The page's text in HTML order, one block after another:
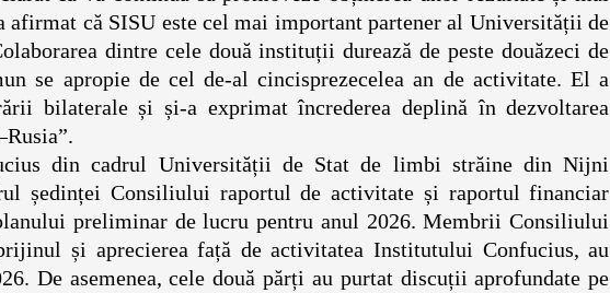
afirmat că SISU este cel mai important partener al Universității de
dintre cele două instituții durează de peste douăzeci de
se apropie de cel de-al cincisprezecelea an de activitate. El a
bilaterale și și-a exprimat încrederea deplină în dezvoltarea
din cadrul Universității de Stat de limbi străine din Nijni
ședinței Consiliului raportul de activitate și raportul financiar
preliminar de lucru pentru anul 2026. Membrii Consiliului
și aprecierea față de activitatea Institutului Confucius, au
De asemenea, cele două părți au purtat discuții aprofundate pe